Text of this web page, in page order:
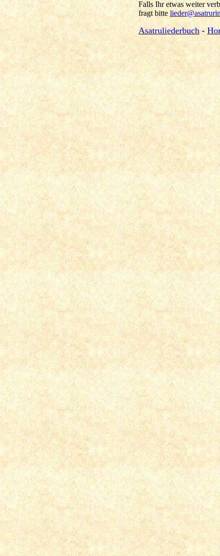
Falls Ihr etwas weiter
fragt bitte
Asatruliederbuch-